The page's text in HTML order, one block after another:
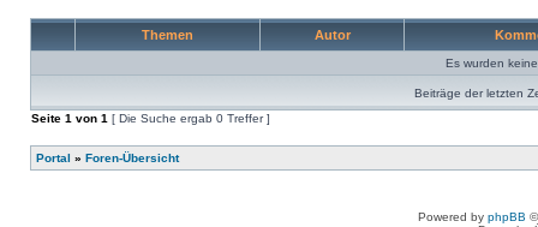
Themen Autor
Es wurden
Beiträge der letzten
Seite 1 von 1 [ Die Suche ergab 0 Treffer ]
Portal » Foren-Übersicht
Powered by phpBB